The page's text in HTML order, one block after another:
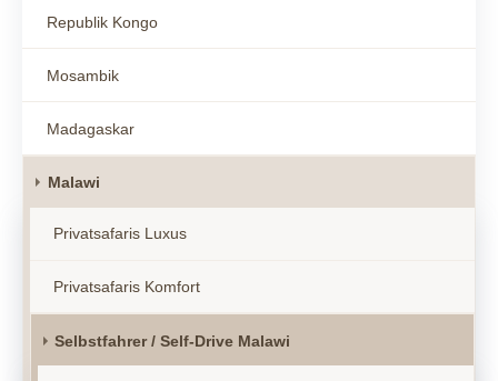
Republik Kongo
Mosambik
Madagaskar
Malawi
Privatsafaris Luxus
Privatsafaris Komfort
Selbstfahrer / Self-Drive Malawi